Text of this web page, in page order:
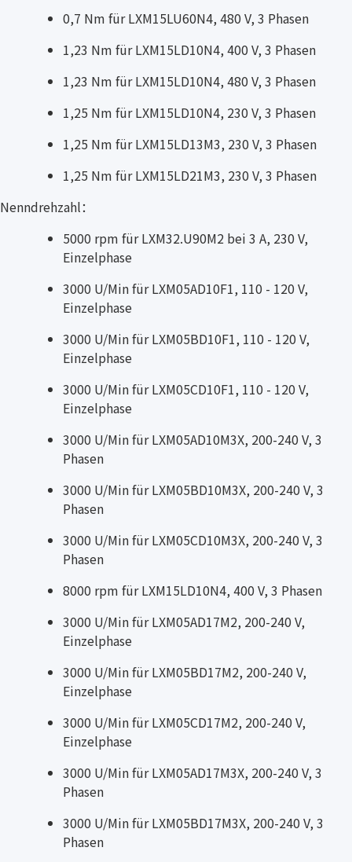
0,7 Nm für LXM15LU60N4, 480 V, 3 Phasen
1,23 Nm für LXM15LD10N4, 400 V, 3 Phasen
1,23 Nm für LXM15LD10N4, 480 V, 3 Phasen
1,25 Nm für LXM15LD10N4, 230 V, 3 Phasen
1,25 Nm für LXM15LD13M3, 230 V, 3 Phasen
1,25 Nm für LXM15LD21M3, 230 V, 3 Phasen
Nenndrehzahl：
5000 rpm für LXM32.U90M2 bei 3 A, 230 V,
Einzelphase
3000 U/Min für LXM05AD10F1, 110 - 120 V,
Einzelphase
3000 U/Min für LXM05BD10F1, 110 - 120 V,
Einzelphase
3000 U/Min für LXM05CD10F1, 110 - 120 V,
Einzelphase
3000 U/Min für LXM05AD10M3X, 200-240 V, 3
Phasen
3000 U/Min für LXM05BD10M3X, 200-240 V, 3
Phasen
3000 U/Min für LXM05CD10M3X, 200-240 V, 3
Phasen
8000 rpm für LXM15LD10N4, 400 V, 3 Phasen
3000 U/Min für LXM05AD17M2, 200-240 V,
Einzelphase
3000 U/Min für LXM05BD17M2, 200-240 V,
Einzelphase
3000 U/Min für LXM05CD17M2, 200-240 V,
Einzelphase
3000 U/Min für LXM05AD17M3X, 200-240 V, 3
Phasen
3000 U/Min für LXM05BD17M3X, 200-240 V, 3
Phasen